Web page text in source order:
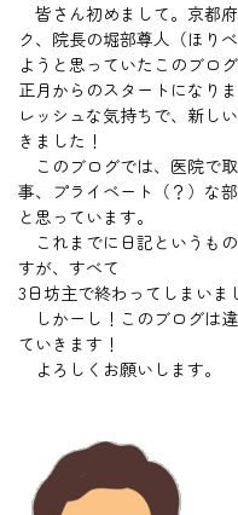
皆さん初めまして。京都
ク、院長の堀部尊人（ほり
ようと思っていたこのブロ
正月からのスタートになり
レッシュな気持ちで、新し
きました！
このブログでは、医院で
事、プライベート（？）な
と思っています。
これまでに日記というも
すが、すべて
3日坊主で終わってしまいま
しかーし！このブログは
ていきます！
よろしくお願いします。